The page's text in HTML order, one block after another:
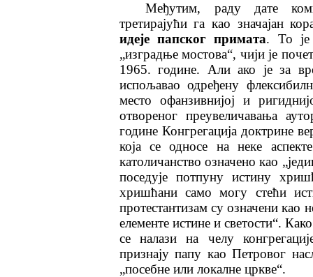
Међутим, раду дате
третирајући га као значајан
идеје папског примата. То је
„изградње мостова“, чији је
1965. године. Али ако је за
испољавао одређену
место офанзивнијој и
отвореног преувеличавања
године Конгрегација доктрине
која се односе на неке
католичанство означено као
поседује потпуну истину
хришћани само могу стећи
протестантизам су означени као
елементе истине и светости“.
се налази на челу
признају папу као Петровог
„посебне или локалне цркве“.